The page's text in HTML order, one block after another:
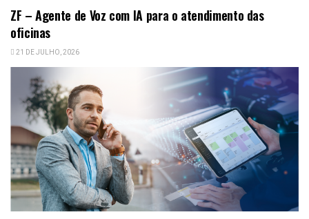
ZF – Agente de Voz com IA para o atendimento das
oficinas
21 DE JULHO, 2026